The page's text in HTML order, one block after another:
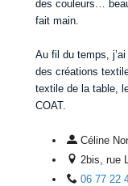
des couleurs…
fait main.
Au fil du temps,
des créations
textile de la table,
COAT.
Céline
2bis, rue
06 77 22